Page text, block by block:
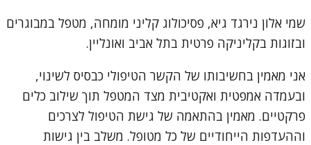
שמי אלון נירגד גיא, פסיכולוג קליני מומחה, מטפל במבוגרים
ובזוגות בקליניקה פרטית בתל אביב ואונליין.
אני מאמין בחשיבותו של הקשר הטיפולי כבסיס לשינוי,
ובעמדה אמפטית ואקטיבית מצד המטפל תוך שילוב כלים
פרקטיים. מאמין בהתאמה של גישת הטיפול לצרכים
וההעדפות הייחודיים של כל מטופל. משלב בין גישות